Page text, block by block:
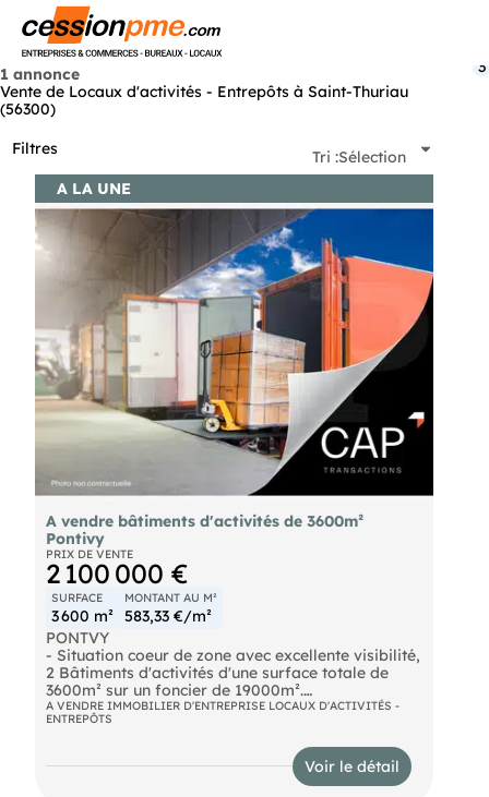
1 annonce
Vente de Locaux d'activités - Entrepôts à Saint-Thuriau
(56300)
Filtres
3
Tri :Sélection
A LA UNE
A vendre bâtiments d'activités de 3600m²
Pontivy
PRIX DE VENTE
2 100 000 €
SURFACE
3 600 m²
MONTANT AU M²
583,33 €/m²
PONTVY
- Situation coeur de zone avec excellente visibilité,
2 Bâtiments d'activités d'une surface totale de
3600m² sur un foncier de 19000m².
- 1600m² avec portes sectionnelles, dallage béton,
- 2000m² avec portes sectionnelles, dallage béton,
A VENDRE IMMOBILIER D'ENTREPRISE LOCAUX D'ACTIVITÉS -
ENTREPÔTS
Voir le détail